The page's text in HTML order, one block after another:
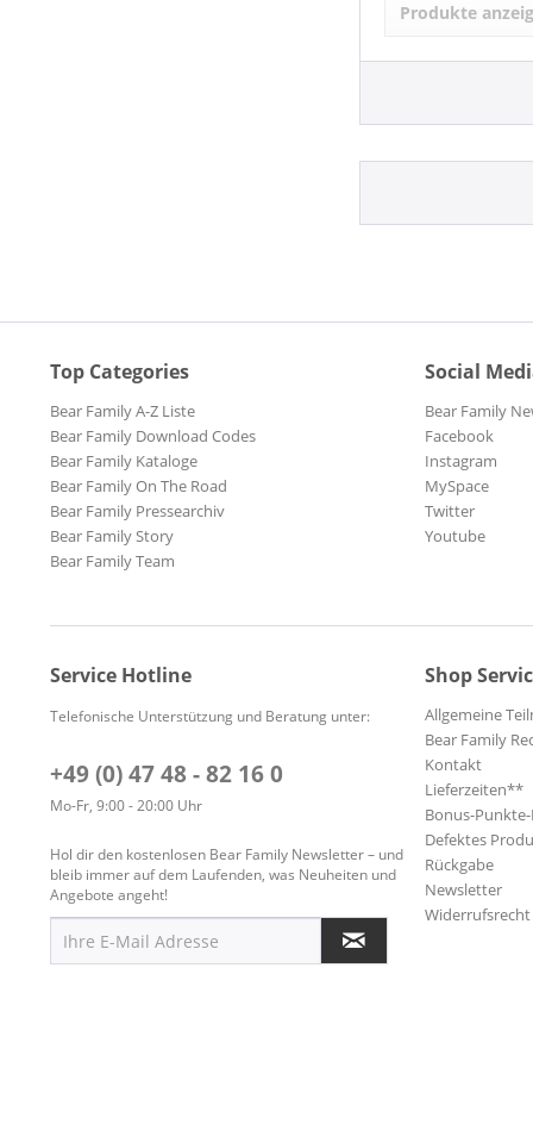
Deluxe
Limited
Produkte
Top Categories
Bear Family A-Z Liste
Bear Family Download Codes
Bear Family Kataloge
Bear Family On The Road
Bear Family Pressearchiv
Bear Family Story
Bear Family Team
Social
Bear Family
Facebook
Instagram
MySpace
Twitter
Youtube
Service Hotline
Telefonische Unterstützung und Beratung unter:
+49 (0) 47 48 - 82 16 0
Mo-Fr, 9:00 - 20:00 Uhr
Hol dir den kostenlosen Bear Family Newsletter – und
bleib immer auf dem Laufenden, was Neuheiten und
Angebote angeht!
Shop
Allgemeine
Bear Family
Kontakt
Lieferzeiten**
Bonus-
Defektes
Rückgabe
Newsletter
Widerrufsrecht